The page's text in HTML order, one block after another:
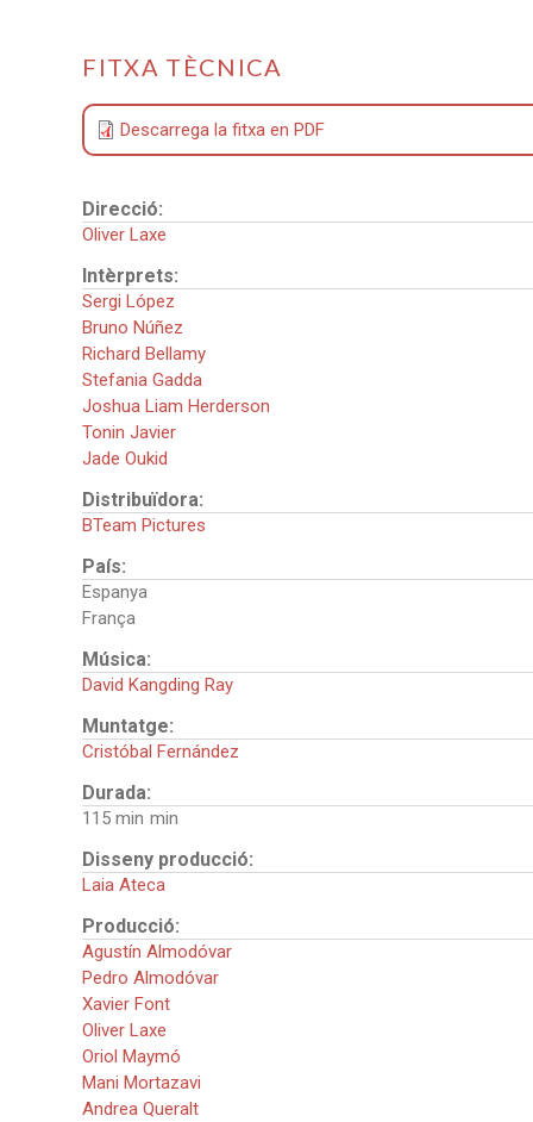
FITXA TÈCNICA
Descarrega la fitxa en PDF
Direcció:
Oliver Laxe
Intèrprets:
Sergi López
Bruno Núñez
Richard Bellamy
Stefania Gadda
Joshua Liam Herderson
Tonin Javier
Jade Oukid
Distribuïdora:
BTeam Pictures
País:
Espanya
França
Música:
David Kangding Ray
Muntatge:
Cristóbal Fernández
Durada:
115 min
Disseny producció:
Laia Ateca
Producció:
Agustín Almodóvar
Pedro Almodóvar
Xavier Font
Oliver Laxe
Oriol Maymó
Mani Mortazavi
Andrea Queralt